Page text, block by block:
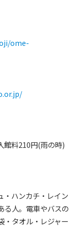
ome-
館料210円(雨の時)
・ハンカチ・レイン
る人。電車やバスの
・タオル・レジャー